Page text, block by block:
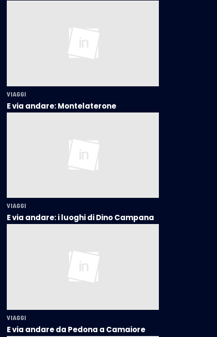
VIAGGI
E via andare: Montelaterone
VIAGGI
E via andare: i luoghi di Dino Campana
VIAGGI
E via andare da Pedona a Camaiore